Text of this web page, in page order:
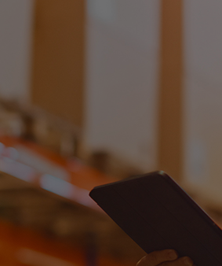
service de nos
Bénéficiant du support international
Pelichet se développe à travers les
monde, qui lui permet une maîtrise
chaine logistique lors d’un transfert